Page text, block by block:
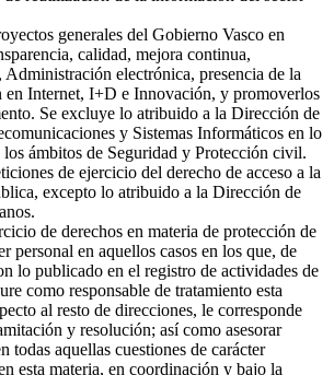
generales del Gobierno Vasco en
calidad, mejora continua,
Administración electrónica, presencia de la
en Internet, I+D e Innovación, y promoverlos
Se excluye lo atribuido a la Dirección de
y Sistemas Informáticos en lo
los ámbitos de Seguridad y Protección civil.
de ejercicio del derecho de acceso a la
excepto lo atribuido a la Dirección de
de derechos en materia de protección de
personal en aquellos casos en los que, de
lo publicado en el registro de actividades de
como responsable de tratamiento esta
al resto de direcciones, le corresponde
y resolución; así como asesorar
todas aquellas cuestiones de carácter
esta materia, en coordinación y bajo la